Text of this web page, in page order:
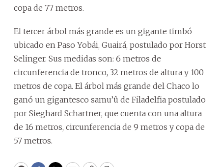
copa de 77 metros.
El tercer árbol más grande es un gigante timbó
ubicado en Paso Yobái, Guairá, postulado por Horst
Selinger. Sus medidas son: 6 metros de
circunferencia de tronco, 32 metros de altura y 100
metros de copa. El árbol más grande del Chaco lo
ganó un gigantesco samu’û de Filadelfia postulado
por Sieghard Schartner, que cuenta con una altura
de 16 metros, circunferencia de 9 metros y copa de
57 metros.